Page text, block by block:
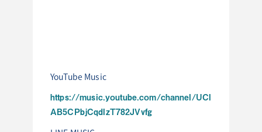
YouTube Music
https://music.youtube.com/channel/UCI
AB5CPbjCqdIzT782JVvfg